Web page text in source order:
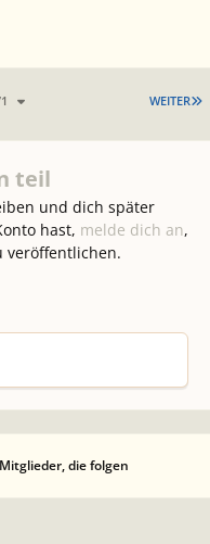
WEITER
teil
und dich später
hast, melde dich an,
veröffentlichen.
die folgen